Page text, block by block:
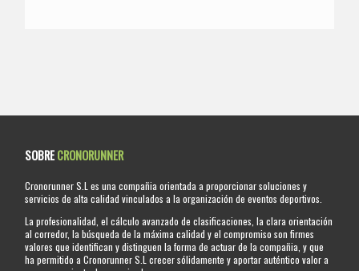
SOBRECRONORUNNER
Cronorunner S.L es una compañia orientada a proporcionar soluciones y
servicios de alta calidad vinculados a la organización de eventos deportivos.
La profesionalidad, el cálculo avanzado de clasificaciones, la clara orientación
al corredor, la búsqueda de la máxima calidad y el compromiso son firmes
valores que identifican y distinguen la forma de actuar de la compañia, y que
ha permitido a Cronorunner S.L crecer sólidamente y aportar auténtico valor a